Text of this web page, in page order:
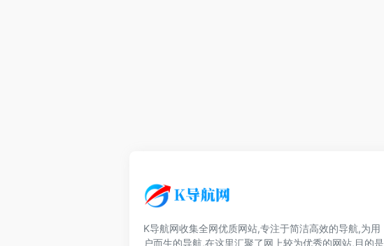
K导航网收集全网优质网站,专注于简洁高效的导航,为用
户而生的导航,在这里汇聚了网上较为优秀的网站,目的是